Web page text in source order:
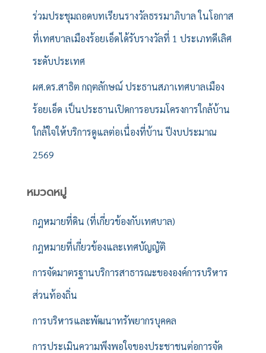
ร่วมประชุมถอดบทเรียนรางวัลธรรมาภิบาล ในโอกาส
ที่เทศบาลเมืองร้อยเอ็ดได้รับรางวัลที่ 1 ประเภทดีเลิศ
ระดับประเทศ
ผศ.ดร.สาธิต กฤตลักษณ์ ประธานสภาเทศบาลเมือง
ร้อยเอ็ด เป็นประธานเปิดการอบรมโครงการใกล้บ้าน
ใกล้ใจให้บริการดูแลต่อเนื่องที่บ้าน ปีงบประมาณ
2569
หมวดหมู่
กฎหมายที่ดิน (ที่เกี่ยวข้องกับเทศบาล)
กฎหมายที่เกี่ยวข้องและเทศบัญญัติ
การจัดมาตรฐานบริการสาธารณะขององค์การบริหาร
ส่วนท้องถิ่น
การบริหารและพัฒนาทรัพยากรบุคคล
การประเมินความพึงพอใจของประชาชนต่อการจัด